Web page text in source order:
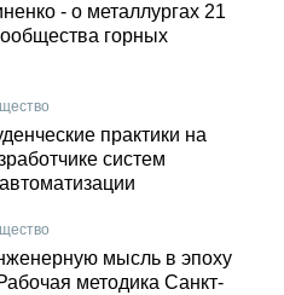
- о металлургах 21
горных
практики на
систем
мысль в эпоху
методика Санкт-